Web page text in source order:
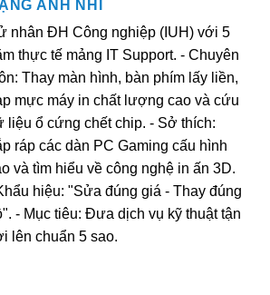
ANH NHI
nhân ĐH Công nghiệp (IUH) với 5
thực tế mảng IT Support. - Chuyên
Thay màn hình, bàn phím lấy liền,
mực máy in chất lượng cao và cứu
liệu ổ cứng chết chip. - Sở thích:
ráp các dàn PC Gaming cấu hình
và tìm hiểu về công nghệ in ấn 3D.
hiệu: "Sửa đúng giá - Thay đúng
- Mục tiêu: Đưa dịch vụ kỹ thuật tận
lên chuẩn 5 sao.